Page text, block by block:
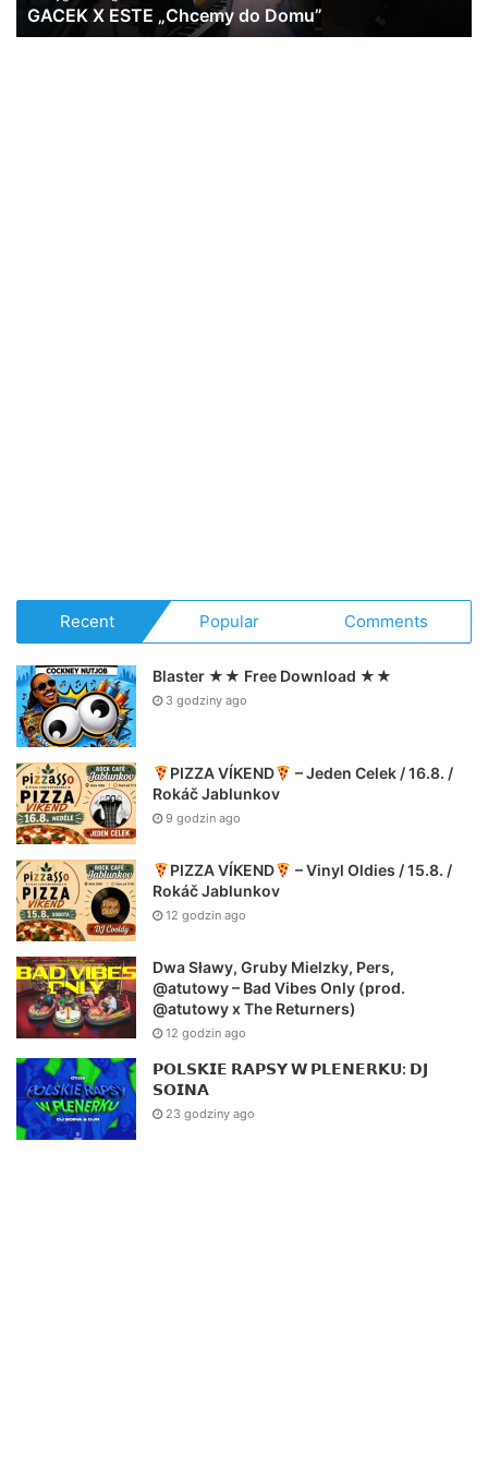
Strzelba #lazyday
Recent Popular Comments
Blaster ★★ Free Download ★★
3 godziny ago
PIZZA VÍKEND
– Jeden Celek / 16.8. /
Rokáč Jablunkov
9 godzin ago
PIZZA VÍKEND
– Vinyl Oldies / 15.8. /
Rokáč Jablunkov
12 godzin ago
Dwa Sławy, Gruby Mielzky, Pers,
@atutowy – Bad Vibes Only (prod.
@atutowy x The Returners)
12 godzin ago
𝗣𝗢𝗟𝗦𝗞𝗜𝗘 𝗥𝗔𝗣𝗦𝗬 𝗪 𝗣𝗟𝗘𝗡𝗘𝗥𝗞𝗨: 𝗗𝗝
𝗦𝗢𝗜𝗡𝗔
23 godziny ago